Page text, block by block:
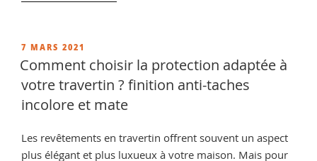
et
Oléofuge
? »
PUBLIÉ
LE
7 MARS 2021
Comment choisir la protection adaptée à
votre travertin ? finition anti-taches
incolore et mate
Les revêtements en travertin offrent souvent un aspect
plus élégant et plus luxueux à votre maison. Mais pour